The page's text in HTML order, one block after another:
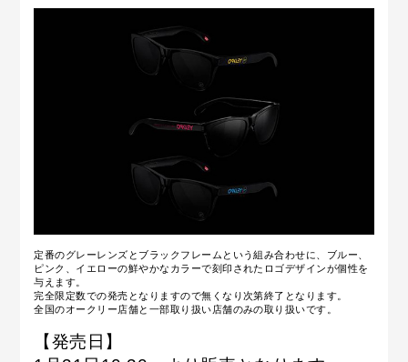
定番のグレーレンズとブラックフレームという組み合わせに、ブルー、
ピンク、イエローの鮮やかなカラーで刻印されたロゴデザインが個性を
与えます。
完全限定数での発売となりますので無くなり次第終了となります。
全国のオークリー店舗と一部取り扱い店舗のみの取り扱いです。
【発売日】